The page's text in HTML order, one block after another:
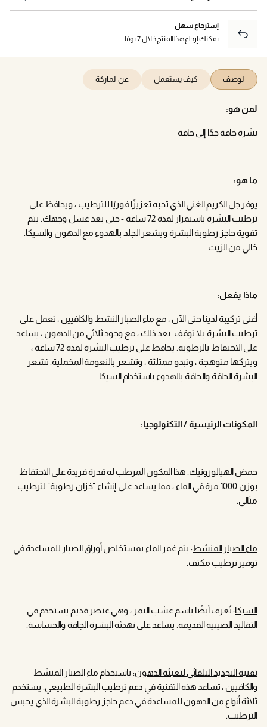
إسترجاع سهل
يمكنك إرجاع هذا المنتج خلال 7 يومًا.
الوصف كيف يستعمل عن الماركة
لمن هو:
بشرة جافة جدًا إلى جافة
ما هو:
يوفر جل الكريم الغني الذي تحبه تعزيزًا فوريًا للترطيب ، ويحافظ على
ترطيب البشرة باستمرار لمدة 72 ساعة - حتى بعد غسل وجهك. يتم
تقوية حاجز رطوبة البشرة ويشعر الجلد بالهدوء مع الدهون والسيكا.
خالي من الزيت
ماذا يفعل:
أغنى تركيبة لدينا حتى الآن ، مع ماء الصبار النشط والكافيين ، تعمل على
ترطيب البشرة بلا توقف. بعد ذلك ، مع وجود ثلاثي من الدهون ، يساعد
على الاحتفاظ بالرطوبة. يحافظ على ترطيب البشرة لمدة 72 ساعة ،
ويتركها متوهجة ، وتبدو ممتلئة ، وتشعر بالنعومة المخملية. تشعر
البشرة الجافة والجافة بالهدوء باستخدام السيكا.
المكونات الرئيسية / التكنولوجيا:
حمض الهيالورونيك: هذا المكون المرطب له قدرة فريدة على الاحتفاظ
بوزن 1000 مرة في الماء ، مما يساعد على إنشاء "خزان رطوبة" لترطيب
مثالي.
ماء الصبار المنشط: يتم غمر الماء بمستخلص أوراق الصبار للمساعدة في
توفير ترطيب مكثف.
السيكا: تُعرف أيضًا باسم عشب النمر ، وهي عنصر قديم يستخدم في
التقاليد الصينية القديمة. يساعد على تهدئة البشرة الجافة والحساسة.
تقنية التجديد التلقائي لتعبئة الدهون: باستخدام ماء الصبار المنشط
والكافيين ، تساعد هذه التقنية في دعم ترطيب البشرة الطبيعي. يستخدم
ثلاثة أنواع من الدهون للمساعدة في دعم حاجز رطوبة البشرة الذي يحبس
الترطيب.